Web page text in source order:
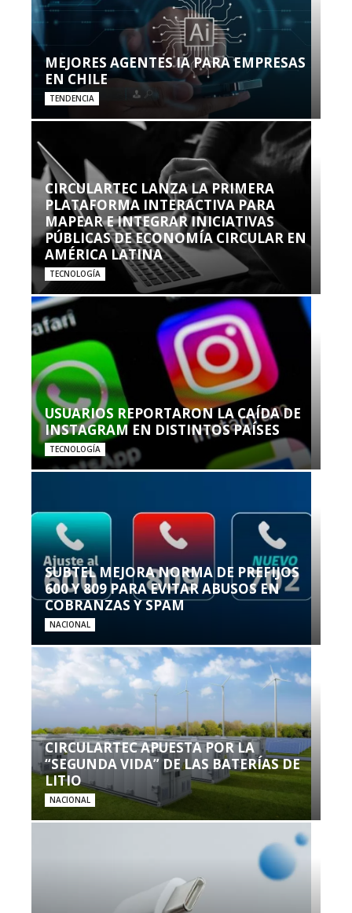
MEJORES AGENTES IA PARA EMPRESAS
EN CHILE
TENDENCIA
CIRCULARTEC LANZA LA PRIMERA
PLATAFORMA INTERACTIVA PARA
MAPEAR E INTEGRAR INICIATIVAS
PÚBLICAS DE ECONOMÍA CIRCULAR EN
AMÉRICA LATINA
TECNOLOGÍA
USUARIOS REPORTARON LA CAÍDA DE
INSTAGRAM EN DISTINTOS PAÍSES
TECNOLOGÍA
SUBTEL MEJORA NORMA DE PREFIJOS
600 Y 809 PARA EVITAR ABUSOS EN
COBRANZAS Y SPAM
NACIONAL
CIRCULARTEC APUESTA POR LA
“SEGUNDA VIDA” DE LAS BATERÍAS DE
LITIO
NACIONAL